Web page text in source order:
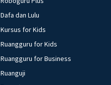
Dafa dan Lulu
Kursus for Kids
Ruangguru for Kids
Ruangguru for Business
Ruanguji